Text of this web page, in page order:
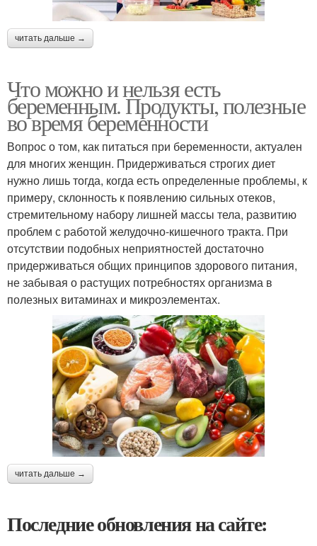
читать дальше →
Что можно и нельзя есть
беременным. Продукты, полезные
во время беременности
Вопрос о том, как питаться при беременности, актуален
для многих женщин. Придерживаться строгих диет
нужно лишь тогда, когда есть определенные проблемы, к
примеру, склонность к появлению сильных отеков,
стремительному набору лишней массы тела, развитию
проблем с работой желудочно-кишечного тракта. При
отсутствии подобных неприятностей достаточно
придерживаться общих принципов здорового питания,
не забывая о растущих потребностях организма в
полезных витаминах и микроэлементах.
читать дальше →
Последние обновления на сайте: